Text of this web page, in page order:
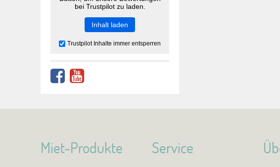
bei Trustpilot zu laden.
Inhalt laden
Trustpilot Inhalte immer entsperren
Miet-Produkte Service